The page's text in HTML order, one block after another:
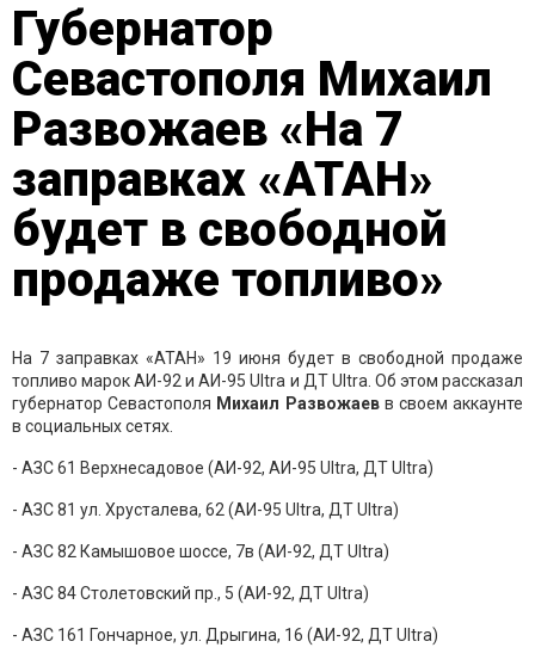
Губернатор
Севастополя Михаил
Развожаев «На 7
заправках «АТАН»
будет в свободной
продаже топливо»
На 7 заправках «АТАН» 19 июня будет в свободной продаже
топливо марок АИ-92 и АИ-95 Ultra и ДТ Ultra. Об этом рассказал
губернатор Севастополя Михаил Развожаев в своем аккаунте
в социальных сетях.
- АЗС 61 Верхнесадовое (АИ-92, АИ-95 Ultra, ДТ Ultra)
- АЗС 81 ул. Хрусталева, 62 (АИ-95 Ultra, ДТ Ultra)
- АЗС 82 Камышовое шоссе, 7в (АИ-92, ДТ Ultra)
- АЗС 84 Столетовский пр., 5 (АИ-92, ДТ Ultra)
- АЗС 161 Гончарное, ул. Дрыгина, 16 (АИ-92, ДТ Ultra)